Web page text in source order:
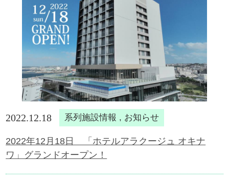
2022.12.18 系列施設情報 , お知らせ
2022年12月18日 「ホテルアラクージュ オキナ
ワ」グランドオープン！